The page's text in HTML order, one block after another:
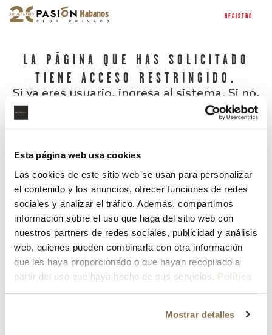
Esta página web usa cookies
Las cookies de este sitio web se usan para personalizar
el contenido y los anuncios, ofrecer funciones de redes
sociales y analizar el tráfico. Además, compartimos
información sobre el uso que haga del sitio web con
nuestros partners de redes sociales, publicidad y análisis
web, quienes pueden combinarla con otra información
que les haya proporcionado o que hayan recopilado a
partir del uso que haya hecho de sus servicios. Política
Mostrar detalles
REGISTRO
LA PÁGINA QUE HAS SOLICITADO
TIENE ACCESO RESTRINGIDO.
Si ya eres usuario, ingresa al sistema. Si no,
¿Has olvidado tu contraseña?